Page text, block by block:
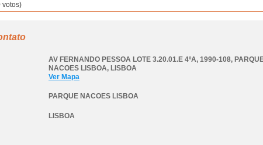
votos)
AV FERNANDO PESSOA LOTE 3.20.01.E 4ºA, 1990-108,
NACOES LISBOA, LISBOA
Ver Mapa
PARQUE NACOES LISBOA
LISBOA